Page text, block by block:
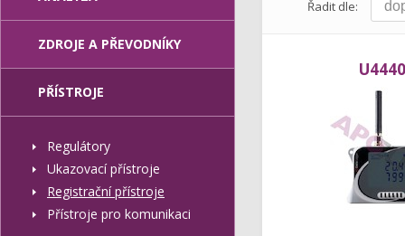
Řadit dle:
ZDROJE A PŘEVODNÍKY
PŘÍSTROJE
Regulátory
Ukazovací přístroje
Registrační přístroje
Přístroje pro komunikaci